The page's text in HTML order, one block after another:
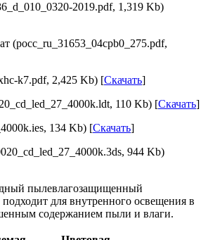
2019.pdf, 1,319 Kb)
(pocc_ru_31653_04cpb0_275.pdf,
k7.pdf, 2,425 Kb) [Скачать]
110 Kb) [Скачать]
134 Kb) [Скачать]
944 Kb)
пылевлагозащищенный
для внутренного освещения в
содержанием пыли и влаги.